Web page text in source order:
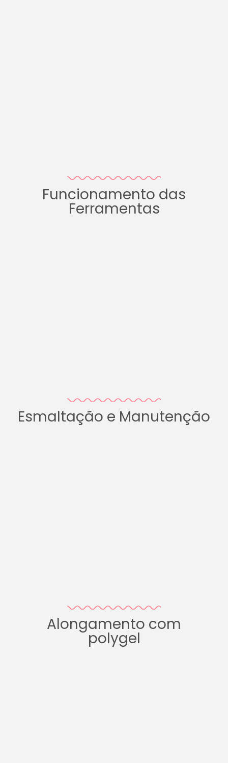
Funcionamento das
Ferramentas
Esmaltação e Manutenção
Alongamento com
polygel